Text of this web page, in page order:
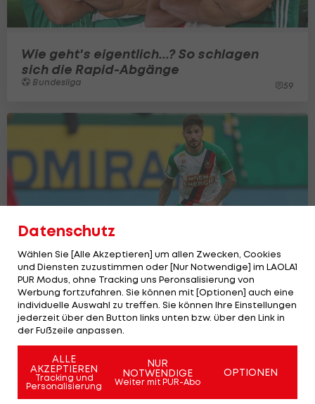
Wie geht's eigentlich...? So schlagen
sich die Rapid-Abgänge
Bundesliga 59
Ex-Rapidler Fountas kehrt nach
Griechenland zurück
International
Datenschutz
Wählen Sie [Alle Akzeptieren] um allen Zwecken, Cookies
und Diensten zuzustimmen oder [Nur Notwendige] im LAOLA1
PUR Modus, ohne Tracking uns Peronsalisierung von
Werbung fortzufahren. Sie können mit [Optionen] auch eine
individuelle Auswahl zu treffen. Sie können Ihre Einstellungen
jederzeit über den Button links unten bzw. über den Link in
der Fußzeile anpassen.
ALLE
AKZEPTIEREN
Tracking und
Personalisierung
NUR
NOTWENDIGE
Weiter mit PUR-Abo
OPTIONEN